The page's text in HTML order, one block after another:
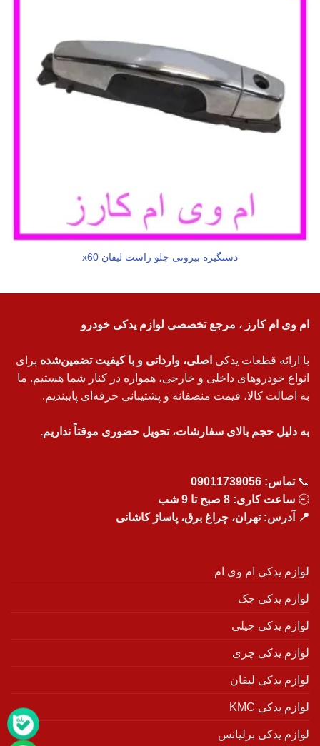
دستگیره بیرونی جلو راست لیفان x60
ام وی ام کارز ، مرجع تخصصی لوازم یدکی خودرو
با ارائه قطعات یدکی اصلی، وارداتی و با کیفیت تضمین‌شده برای
انواع خودروهای داخلی و خارجی، همواره در کنار شما هستیم. ما
به اصالت کالا، قیمت منصفانه و پشتیبانی حرفه‌ای پایبندیم.
به دلیل حجم بالای سفارشات، تحویل حضوری موقتاً نداریم.
📞تماس: 09011739056
🕘 ساعت کاری: 8 صبح تا 9 شب
📍 آدرس: تهران، چراغ برق، پاساژ کاشانی
لوازم یدکی ام وی ام
لوازم یدکی جک
لوازم یدکی جیلی
لوازم یدکی چری
لوازم یدکی لیفان
لوازم یدکی KMC
لوازم یدکی برلیانس